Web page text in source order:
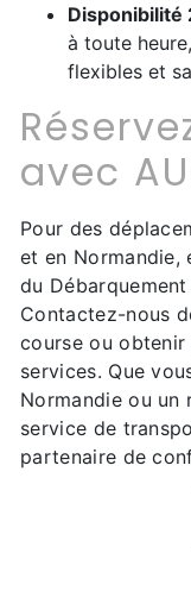
Disponibilité
à toute
flexibles et
avec
Pour des
et en Normandie,
du
Contactez-nous
course ou
services. Que
Normandie ou un
service de
partenaire de